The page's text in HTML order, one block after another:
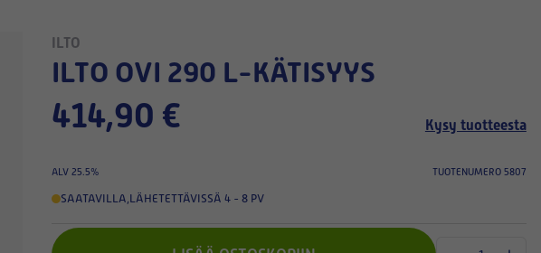
ILTO
ILTO OVI 290 L-KÄTISYYS
414,90 € Kysy tuotteesta
ALV 25.5% TUOTENUMERO 5807
SAATAVILLA,LÄHETETTÄVISSÄ 4 - 8 PV